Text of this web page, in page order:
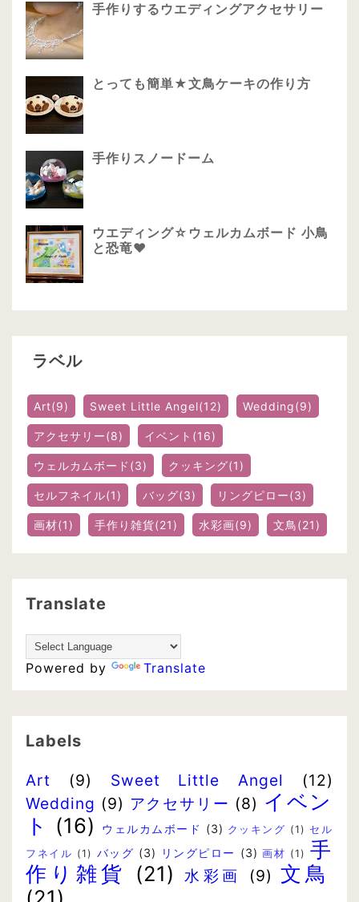
手作りするウエディングアクセサリー
とっても簡単★文鳥ケーキの作り方
手作りスノードーム
ウエディング☆ウェルカムボード 小鳥
と恐竜❤
ラベル
Art(9) Sweet Little Angel(12) Wedding(9)
アクセサリー(8) イベント (16)
ウェルカムボード (3) クッキング(1)
セルフネイル(1) バッグ(3) リングピロー(3)
画材(1) 手作り雑貨(21) 水彩画(9) 文鳥(21)
Translate
Powered by Translate
Labels
Art (9) Sweet Little Angel
(12)
Wedding (9) アクセサリー (8) イベン
ト
(16) ウェルカムボード (3) クッキング (1) セル
フネイル (1) バッグ (3) リングピロー (3) 画材 (1) 手
作り雑貨
(21) 水彩画 (9) 文鳥